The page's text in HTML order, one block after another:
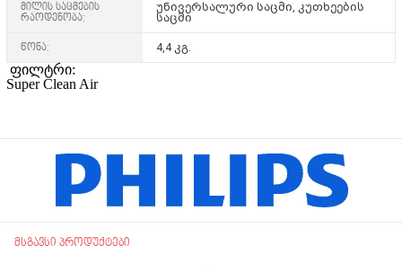
მილის საცმების
რაოდენობა:
უნივერსალური საცმი, კუთხეების
საცმი
წონა: 4,4 კგ.
ფილტრი:
Super Clean Air
მსგავსი პროდუქტები